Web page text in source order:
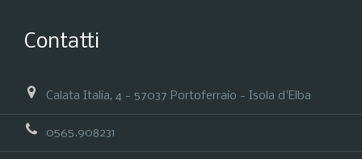
Contatti
Calata Italia, 4 - 57037 Portoferraio - Isola d'Elba
0565.908231